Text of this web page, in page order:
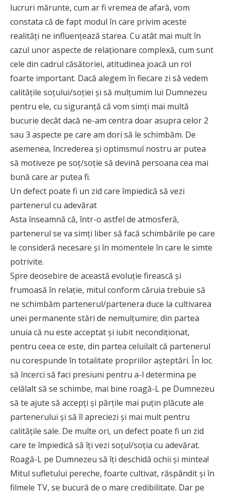
lucruri mărunte, cum ar fi vremea de afară, vom
constata că de fapt modul în care privim aceste
realităţi ne influenţează starea. Cu atât mai mult în
cazul unor aspecte de relaţionare complexă, cum sunt
cele din cadrul căsătoriei, atitudinea joacă un rol
foarte important. Dacă alegem în fiecare zi să vedem
calităţile soţului/soţiei şi să mulţumim lui Dumnezeu
pentru ele, cu siguranţă că vom simţi mai multă
bucurie decât dacă ne-am centra doar asupra celor 2
sau 3 aspecte pe care am dori să le schimbăm. De
asemenea, încrederea şi optimsmul nostru ar putea
să motiveze pe soţ/soţie să devină persoana cea mai
bună care ar putea fi.
Un defect poate fi un zid care împiedică să vezi
partenerul cu adevărat
Asta înseamnă că, într-o astfel de atmosferă,
partenerul se va simţi liber să facă schimbările pe care
le consideră necesare şi în momentele în care le simte
potrivite.
Spre deosebire de această evoluţie firească şi
frumoasă în relaţie, mitul conform căruia trebuie să
ne schimbăm partenerul/partenera duce la cultivarea
unei permanente stări de nemulţumire; din partea
unuia că nu este acceptat şi iubit necondiţionat,
pentru ceea ce este, din partea celuilalt că partenerul
nu corespunde în totalitate propriilor aşteptări. În loc
să încerci să faci presiuni pentru a-l determina pe
celălalt să se schimbe, mai bine roagă-L pe Dumnezeu
să te ajute să accepţi şi părţile mai puţin plăcute ale
partenerului şi să îl apreciezi şi mai mult pentru
calităţile sale. De multe ori, un defect poate fi un zid
care te împiedică să îţi vezi soţul/soţia cu adevărat.
Roagă-L pe Dumnezeu să îţi deschidă ochii şi mintea!
Mitul sufletului pereche, foarte cultivat, răspândit şi în
filmele TV, se bucură de o mare credibilitate. Dar pe